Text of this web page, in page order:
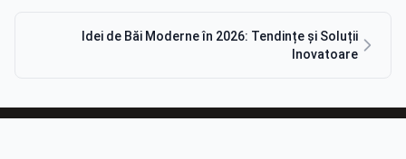
Idei de Băi Moderne în 2026: Tendințe și Soluții
Inovatoare